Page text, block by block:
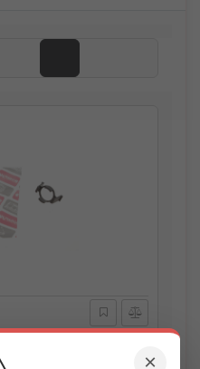
×
VW Golf/Passat/T5 2.0